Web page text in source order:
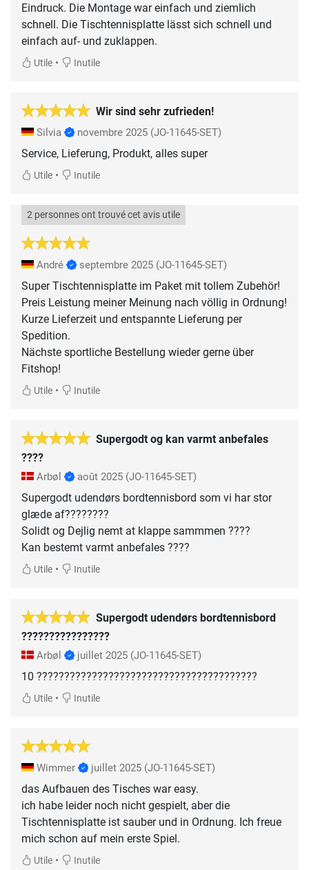
Eindruck. Die Montage war einfach und ziemlich
schnell. Die Tischtennisplatte lässt sich schnell und
einfach auf- und zuklappen.
Utile • Inutile
Wir sind sehr zufrieden!
Silvia novembre 2025 (JO-11645-SET)
Service, Lieferung, Produkt, alles super
Utile • Inutile
2 personnes ont trouvé cet avis utile
André septembre 2025 (JO-11645-SET)
Super Tischtennisplatte im Paket mit tollem Zubehör!
Preis Leistung meiner Meinung nach völlig in Ordnung!
Kurze Lieferzeit und entspannte Lieferung per
Spedition.
Nächste sportliche Bestellung wieder gerne über
Fitshop!
Utile • Inutile
Supergodt og kan varmt anbefales
????
Arbøl août 2025 (JO-11645-SET)
Supergodt udendørs bordtennisbord som vi har stor
glæde af????????
Solidt og Dejlig nemt at klappe sammmen ????
Kan bestemt varmt anbefales ????
Utile • Inutile
Supergodt udendørs bordtennisbord
????????????????
Arbøl juillet 2025 (JO-11645-SET)
10 ????????????????????????????????????????
Utile • Inutile
Wimmer juillet 2025 (JO-11645-SET)
das Aufbauen des Tisches war easy.
ich habe leider noch nicht gespielt, aber die
Tischtennisplatte ist sauber und in Ordnung. Ich freue
mich schon auf mein erste Spiel.
Utile • Inutile